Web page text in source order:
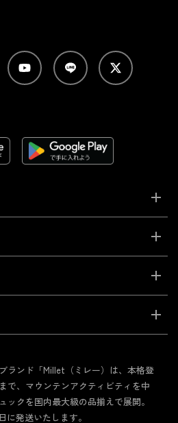
ランド「Millet（ミレー）は、本格登
で、マウンテンアクティビティを中
ックを国内最大級の品揃えで展開。
に発送いたします。